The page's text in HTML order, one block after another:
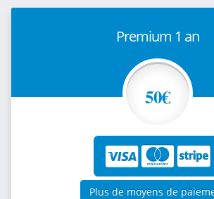
Premium 1 an
50€
Plus de moyens de